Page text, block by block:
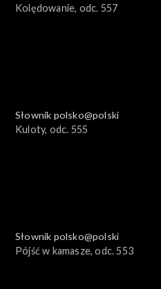
Kolędowanie, odc. 557
Słownik polsko@polski
Kuloty, odc. 555
Słownik polsko@polski
Pójść w kamasze, odc. 553